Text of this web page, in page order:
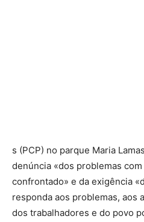
s (PCP) no parque Maria
denúncia «dos problemas
confrontado» e da exigência
responda aos problemas, aos
dos trabalhadores e do povo